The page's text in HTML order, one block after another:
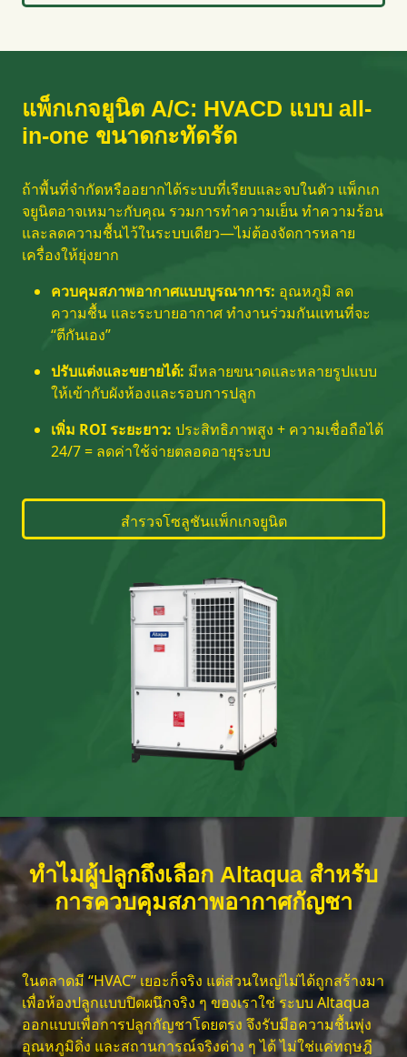
แพ็กเกจยูนิต A/C: HVACD แบบ all-
in-one ขนาดกะทัดรัด
ถ้าพื้นที่จำกัดหรืออยากได้ระบบที่เรียบและจบในตัว แพ็กเก
จยูนิตอาจเหมาะกับคุณ รวมการทำความเย็น ทำความร้อน
และลดความชื้นไว้ในระบบเดียว—ไม่ต้องจัดการหลาย
เครื่องให้ยุ่งยาก
ควบคุมสภาพอากาศแบบบูรณาการ: อุณหภูมิ ลด
ความชื้น และระบายอากาศ ทำงานร่วมกันแทนที่จะ
“ตีกันเอง”
ปรับแต่งและขยายได้: มีหลายขนาดและหลายรูปแบบ
ให้เข้ากับผังห้องและรอบการปลูก
เพิ่ม ROI ระยะยาว: ประสิทธิภาพสูง + ความเชื่อถือได้
24/7 = ลดค่าใช้จ่ายตลอดอายุระบบ
สำรวจโซลูชันแพ็กเกจยูนิต
ทำไมผู้ปลูกถึงเลือก Altaqua สำหรับ
การควบคุมสภาพอากาศกัญชา
ในตลาดมี “HVAC” เยอะก็จริง แต่ส่วนใหญ่ไม่ได้ถูกสร้างมา
เพื่อห้องปลูกแบบปิดผนึกจริง ๆ ของเราใช่ ระบบ Altaqua
ออกแบบเพื่อการปลูกกัญชาโดยตรง จึงรับมือความชื้นพุ่ง
อุณหภูมิดิ่ง และสถานการณ์จริงต่าง ๆ ได้ ไม่ใช่แค่ทฤษฎี